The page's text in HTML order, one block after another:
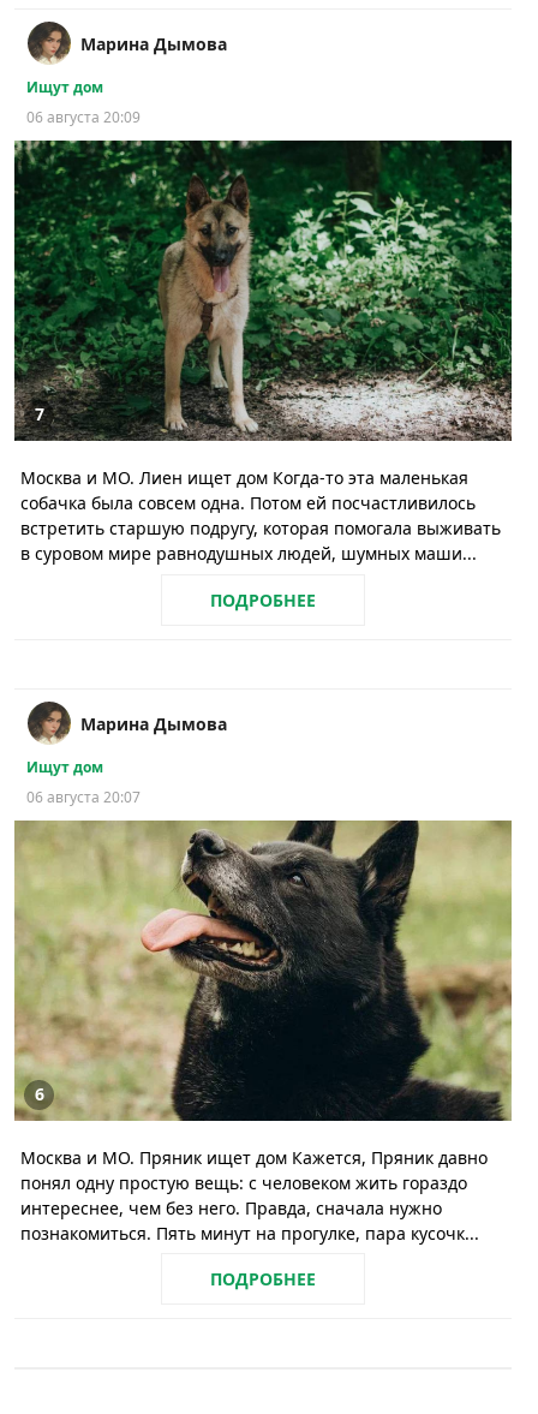
Марина Дымова
Ищут дом
06 августа 20:09
7
Москва и МО. Лиен ищет дом Когда-то эта маленькая
собачка была совсем одна. Потом ей посчастливилось
встретить старшую подругу, которая помогала выживать
в суровом мире равнодушных людей, шумных маши...
ПОДРОБНЕЕ
Марина Дымова
Ищут дом
06 августа 20:07
6
Москва и МО. Пряник ищет дом Кажется, Пряник давно
понял одну простую вещь: с человеком жить гораздо
интереснее, чем без него. Правда, сначала нужно
познакомиться. Пять минут на прогулке, пара кусочк...
ПОДРОБНЕЕ